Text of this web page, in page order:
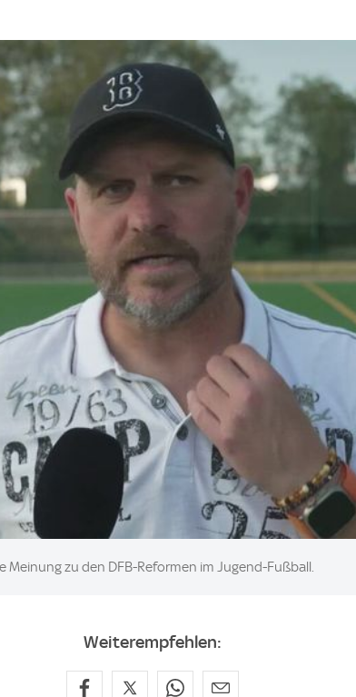
Meinung zu den DFB-Reformen im Jugend-Fußball.
Weiterempfehlen: